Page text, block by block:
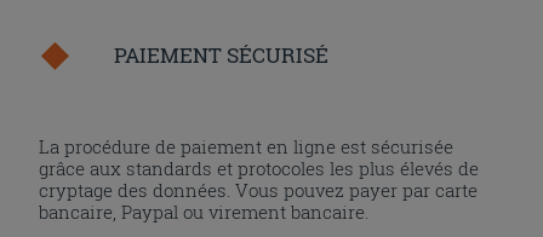
PAIEMENT SÉCURISÉ
La procédure de paiement en ligne est sécurisée
grâce aux standards et protocoles les plus élevés de
cryptage des données. Vous pouvez payer par carte
bancaire, Paypal ou virement bancaire.